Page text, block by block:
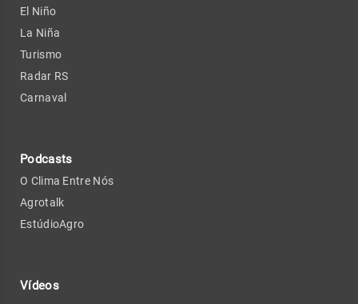
El Niño
La Niña
Turismo
Radar RS
Carnaval
Podcasts
O Clima Entre Nós
Agrotalk
EstúdioAgro
Vídeos